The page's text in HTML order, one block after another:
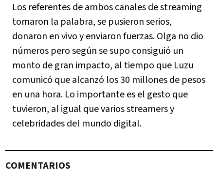
Los referentes de ambos canales de streaming
tomaron la palabra, se pusieron serios,
donaron en vivo y enviaron fuerzas. Olga no dio
números pero según se supo consiguió un
monto de gran impacto, al tiempo que Luzu
comunicó que alcanzó los 30 millones de pesos
en una hora. Lo importante es el gesto que
tuvieron, al igual que varios streamers y
celebridades del mundo digital.
COMENTARIOS